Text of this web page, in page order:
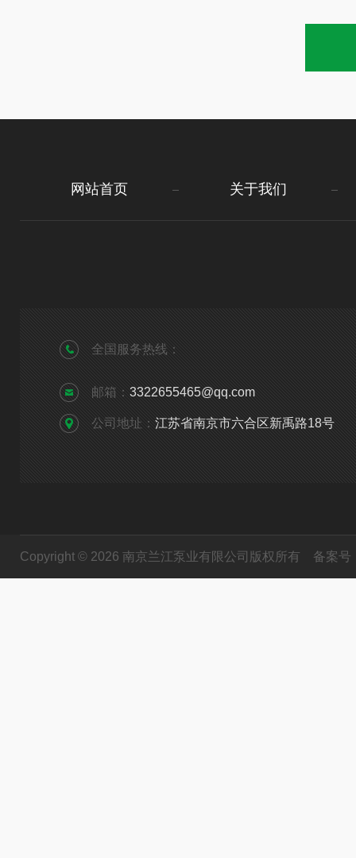
网站首页 关于我们
全国服务热线：
邮箱： 3322655465@qq.com
公司地址： 江苏省南京市六合区新禹路18号
Copyright © 2026 南京兰江泵业有限公司版权所有 备案号